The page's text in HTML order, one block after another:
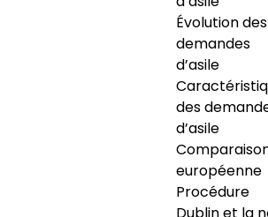
Évolution des
demandes
d’asile
des
d’asile
européenne
Procédure